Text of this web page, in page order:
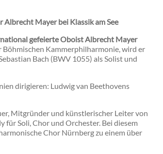
Mayer bei Klassik am See
gefeierte Oboist Albrecht Mayer
Böhmischen Kammerphilharmonie, wird er
Bach (BWV 1055) als Solist und
dirigieren: Ludwig van Beethovens
Mitgründer und künstlerischer Leiter von
für Soli, Chor und Orchester. Bei diesem
Chor Nürnberg zu einem über